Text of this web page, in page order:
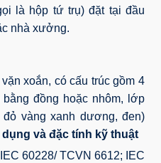
là hộp tứ trụ) đặt tại đầu
nhà xưởng.
xoắn, có cấu trúc gồm 4
đồng hoặc nhôm, lớp
vàng xanh dương, đen)
và đặc tính kỹ thuật
60228/ TCVN 6612; IEC